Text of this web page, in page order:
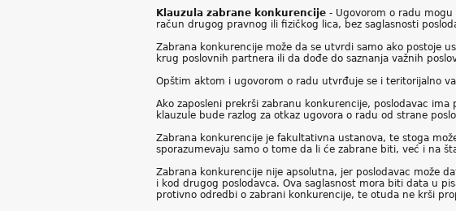
Klauzula zabrane konkurencije - Ugovorom o radu mogu
račun drugog pravnog ili fizičkog lica, bez saglasnosti
Zabrana konkurencije može da se utvrdi samo ako postoje
krug poslovnih partnera ili da dođe do saznanja važnih
Opštim aktom i ugovorom o radu utvrđuje se i teritorijalno
Ako zaposleni prekrši zabranu konkurencije, poslodavac
klauzule bude razlog za otkaz ugovora o radu od strane
Zabrana konkurencije je fakultativna ustanova, te stoga
sporazumevaju samo o tome da li će zabrane biti, već i na
Zabrana konkurencije nije apsolutna, jer poslodavac može
i kod drugog poslodavca. Ova saglasnost mora biti data u
protivno odredbi o zabrani konkurencije, te otuda ne krši